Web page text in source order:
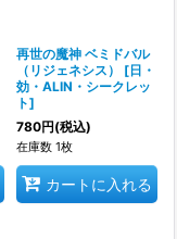
再世の魔神 ベミドバル
（リジェネシス）
[日・
効・ALIN・シークレッ
ト]
780円(税込)
在庫数 1枚
カートに入れる